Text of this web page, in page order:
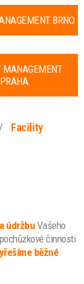
BRNO
MANAGEMENT
PRAHA
/
Facility
údržbu Vašeho
činnosti
běžné